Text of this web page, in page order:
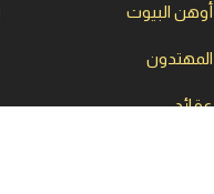
أوهن البيوت
المهتدون
عقائد